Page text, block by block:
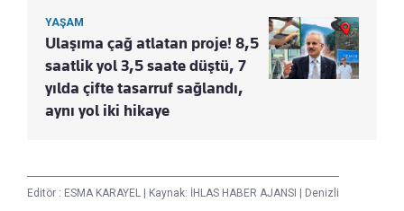
YAŞAM
Ulaşıma çağ atlatan proje! 8,5
saatlik yol 3,5 saate düştü, 7
yılda çifte tasarruf sağlandı,
aynı yol iki hikaye
Editör : ESMA KARAYEL Kaynak: İHLAS HABER AJANSI Denizli